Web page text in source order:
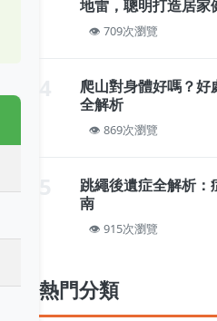
地雷，聰明打造居家
709次瀏覽
爬山對身體好嗎？
全解析
869次瀏覽
跳繩後遺症全解析
南
915次瀏覽
熱門分類